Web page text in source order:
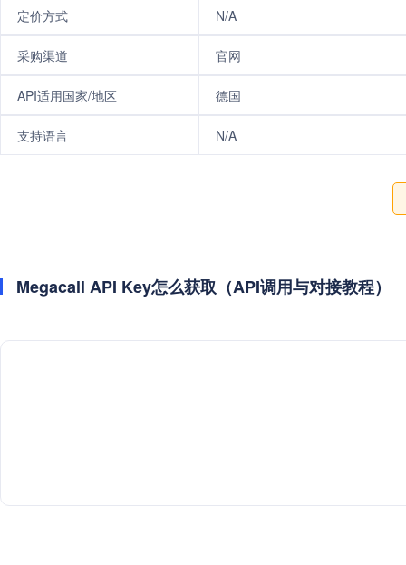
定价方式 N/A
采购渠道 官网
API适用国家/地区 德国
支持语言 N/A
Megacall API Key怎么获取（API调用与对接教程）